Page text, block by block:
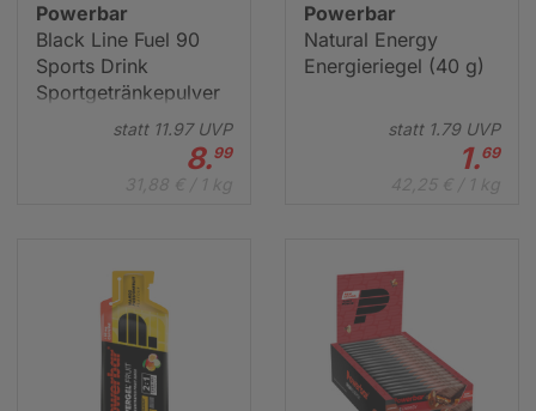
Powerbar
Black Line Fuel 90
Sports Drink
Sportgetränkepulver
3er-Set (3x94 g)
statt 11.97UVP
8.99
Powerbar
Natural Energy
Energieriegel (40 g)
statt 1.79UVP
1.69